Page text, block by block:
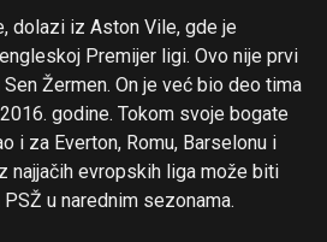
dolazi iz Aston Vile, gde je
Premijer ligi. Ovo nije prvi
Žermen. On je već bio deo tima
godine. Tokom svoje bogate
i za Everton, Romu, Barselonu i
najjačih evropskih liga može biti
u narednim sezonama.